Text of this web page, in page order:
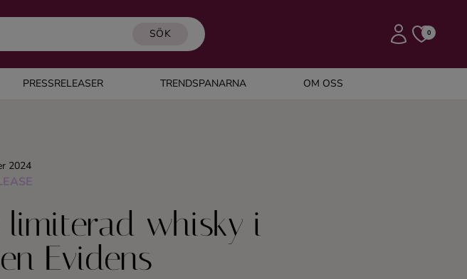
SÖK 0
PRESSRELEASER TRENDSPANARNA OM OSS
2024
whisky i
Evidens